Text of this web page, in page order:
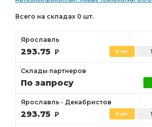
Всего на складах 0 шт.
Ярославль
293.75 Р 0 шт.
Склады партнеров
По запросу
Ярославль - Декабристов
293.75 Р 0 шт.